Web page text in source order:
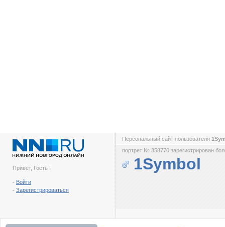
Привет, Гость !
- Войти
- Зарегистрироваться
Персональный сайт пользователя
портрет № 358770 зарегистрирован
1Symbol